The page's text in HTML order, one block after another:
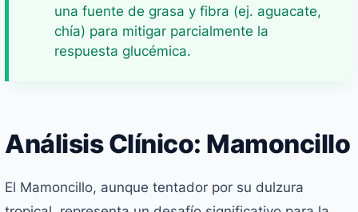
una fuente de grasa y fibra (ej. aguacate,
chía) para mitigar parcialmente la
respuesta glucémica.
Análisis Clínico: Mamoncillo
El Mamoncillo, aunque tentador por su dulzura